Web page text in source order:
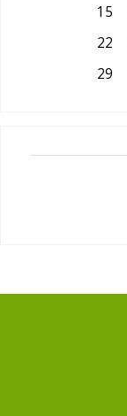
15
22
29